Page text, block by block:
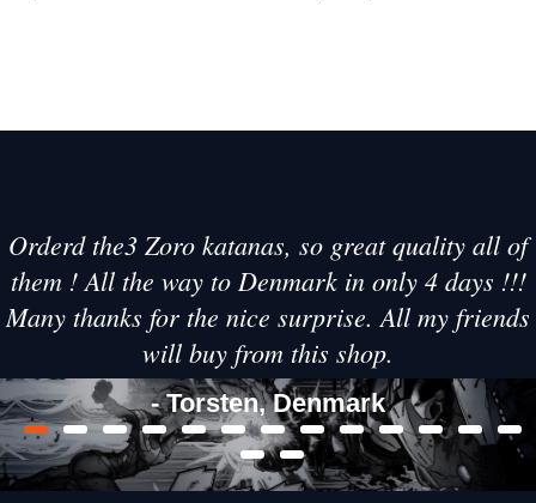
Orderd the3 Zoro katanas, so great quality all of
them ! All the way to Denmark in only 4 days !!!
Many thanks for the nice surprise. All my friends
will buy from this shop.
- Torsten, Denmark